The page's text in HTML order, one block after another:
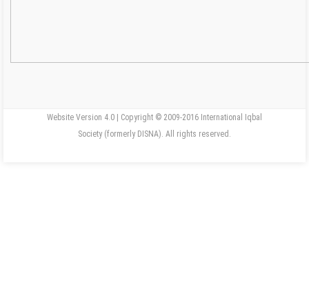
Website Version 4.0 | Copyright © 2009-2016 International Iqbal
Society (formerly DISNA). All rights reserved.